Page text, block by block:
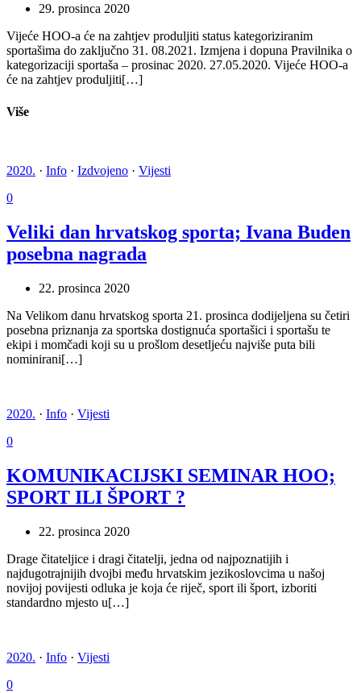
29. prosinca 2020
Vijeće HOO-a će na zahtjev produljiti status kategoriziranim
sportašima do zaključno 31. 08.2021. Izmjena i dopuna Pravilnika o
kategorizaciji sportaša – prosinac 2020. 27.05.2020. Vijeće HOO-a
će na zahtjev produljiti[…]
Više
2020. · Info · Izdvojeno · Vijesti
0
Veliki dan hrvatskog sporta; Ivana Buden
posebna nagrada
22. prosinca 2020
Na Velikom danu hrvatskog sporta 21. prosinca dodijeljena su četiri
posebna priznanja za sportska dostignuća sportašici i sportašu te
ekipi i momčadi koji su u prošlom desetljeću najviše puta bili
nominirani[…]
2020. · Info · Vijesti
0
KOMUNIKACIJSKI SEMINAR HOO;
SPORT ILI ŠPORT ?
22. prosinca 2020
Drage čitateljice i dragi čitatelji, jedna od najpoznatijih i
najdugotrajnijih dvojbi među hrvatskim jezikoslovcima u našoj
novijoj povijesti odluka je koja će riječ, sport ili šport, izboriti
standardno mjesto u[…]
2020. · Info · Vijesti
0